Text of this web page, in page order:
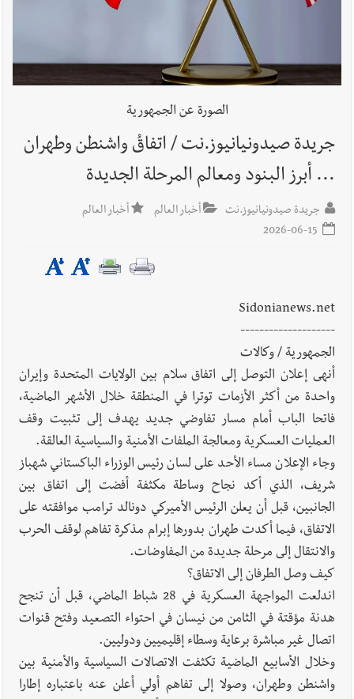
الصورة عن الجمهورية
جريدة صيدونيانيوز.نت / اتفاقُ واشنطن وطهران
... أبرز البنود ومعالم المرحلة الجديدة
جريدة صيدونيانيوز.نت أخبار العالم
أخبار العالم
Sidonianews.net
--------------------
الجمهورية / وكالات
أنهى إعلان التوصل إلى اتفاق سلام بين الولايات المتحدة وإيران
واحدة من أكثر الأزمات توترا في المنطقة خلال الأشهر الماضية،
فاتحا الباب أمام مسار تفاوضي جديد يهدف إلى تثبيت وقف
العمليات العسكرية ومعالجة الملفات الأمنية والسياسية العالقة.
وجاء الإعلان مساء الأحد على لسان رئيس الوزراء الباكستاني شهباز
شريف، الذي أكد نجاح وساطة مكثفة أفضت إلى اتفاق بين
الجانبين، قبل أن يعلن الرئيس الأميركي دونالد ترامب موافقته على
الاتفاق، فيما أكدت طهران بدورها إبرام مذكرة تفاهم لوقف الحرب
والانتقال إلى مرحلة جديدة من المفاوضات.
كيف وصل الطرفان إلى الاتفاق؟
اندلعت المواجهة العسكرية في 28 شباط الماضي، قبل أن تنجح
هدنة مؤقتة في الثامن من نيسان في احتواء التصعيد وفتح قنوات
اتصال غير مباشرة برعاية وسطاء إقليميين ودوليين.
وخلال الأسابيع الماضية تكثفت الاتصالات السياسية والأمنية بين
واشنطن وطهران، وصولا إلى تفاهم أولي أعلن عنه باعتباره إطارا